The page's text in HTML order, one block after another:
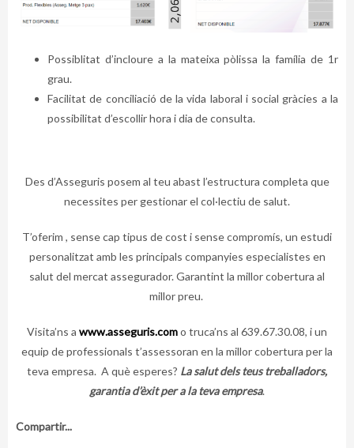
Possiblitat d’incloure a la mateixa pòlissa la família de 1r
grau.
Facilitat de conciliació de la vida laboral i social gràcies a la
possibilitat d’escollir hora i dia de consulta.
Des d’Asseguris posem al teu abast l’estructura completa que
necessites per gestionar el col·lectiu de salut.
T’oferim , sense cap tipus de cost i sense compromís, un estudi
personalitzat amb les principals companyies especialistes en
salut del mercat assegurador. Garantint la millor cobertura al
millor preu.
Visita’ns a www.asseguris.como truca’ns al 639.67.30.08, i un
equip de professionals t’assessoran en la millor cobertura per la
teva empresa. A què esperes? La salut dels teus treballadors,
garantia d’èxit per a la teva empresa.
Compartir...